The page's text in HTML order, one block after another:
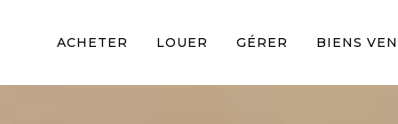
ACHETER LOUER GÉRER BIENS